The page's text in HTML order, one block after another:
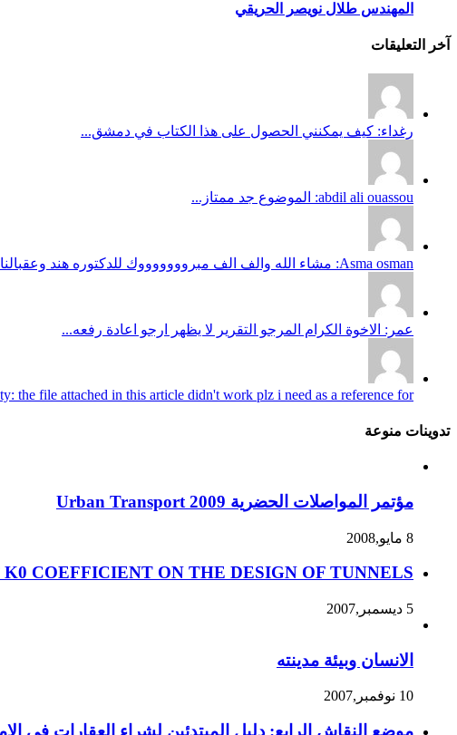
المهندس طلال نويصر الحريقي
آخر التعليقات
رغداء: كيف يمكنني الحصول على هذا الكتاب في دمشق...
abdil ali ouassou: الموضوع جد ممتاز...
Asma osman: مشاء الله والف الف مبروووووووك للدكتوره هند وعقبالنا نحن يارب...
عمر: الاخوة الكرام المرجو التقرير لا يظهر ارجو اعادة رفعه...
the file attached in this article didn't work plz i need as a reference for...
تدوينات منوعة
مؤتمر المواصلات الحضرية Urban Transport 2009
8 مايو,2008
COEFFICIENT ON THE DESIGN OF TUNNELS
5 ديسمبر,2007
الانسان وبيئة مدينته
10 نوفمبر,2007
موضع النقاش الرابع: دليل المبتدئين لشراء العقارات في